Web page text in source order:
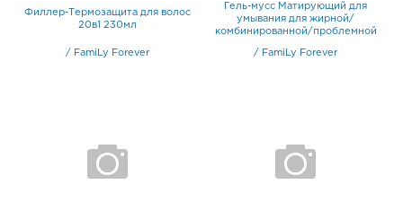
Филлер-Термозащита для волос
20в1 230мл
/ FamiLy Forever
Гель-мусс Матирующий для
умывания для жирной/
комбинированной/проблемной
/ FamiLy Forever